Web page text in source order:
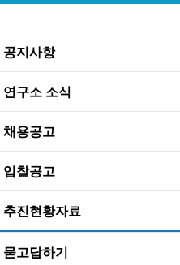
공지사항
연구소 소식
채용공고
입찰공고
추진현황자료
묻고답하기